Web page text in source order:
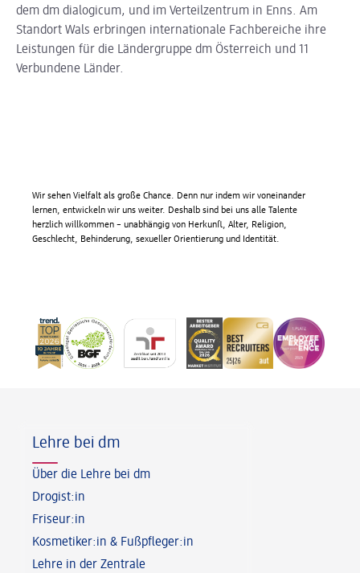
dem dm dialogicum, und im Verteilzentrum in Enns. Am
Standort Wals erbringen internationale Fachbereiche ihre
Leistungen für die Ländergruppe dm Österreich und 11
Verbundene Länder.
Wir sehen Vielfalt als große Chance. Denn nur indem wir voneinander
lernen, entwickeln wir uns weiter. Deshalb sind bei uns alle Talente
herzlich willkommen – unabhängig von Herkunft, Alter, Religion,
Geschlecht, Behinderung, sexueller Orientierung und Identität.
Lehre bei dm
Über die Lehre bei dm
Drogist:in
Friseur:in
Kosmetiker:in & Fußpfleger:in
Lehre in der Zentrale